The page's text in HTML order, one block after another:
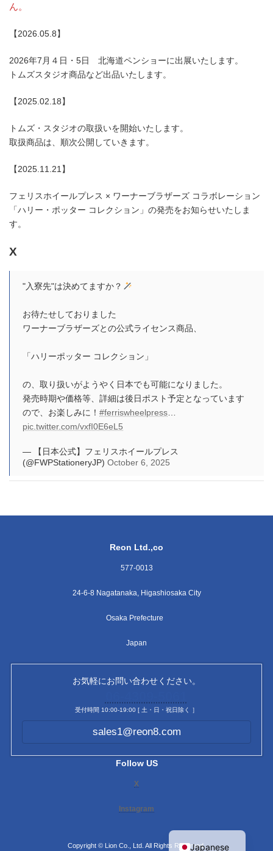
ん。
【2026.05.8】
2026年7月４日・5日 北海道ペンショーに出展いたします。
トムズスタジオ商品など出品いたします。
【2025.02.18】
トムズ・スタジオの取扱いを開始いたします。
取扱商品は、順次公開していきます。
【2025.11.21】
フェリスホイールプレス × ワーナーブラザーズ コラボレーション
「ハリー・ポッター コレクション」の発売をお知らせいたしま
す。
X
"入寮先"は決めてますか？
お待たせしておりました
ワーナーブラザーズとの公式ライセンス商品、
「ハリーポッター コレクション」
の、取り扱いがようやく日本でも可能になりました。
発売時期や価格等、詳細は後日ポスト予定となっています
ので、お楽しみに！ #ferriswheelpress…
pic.twitter.com/vxfI0E6eL5
— 【日本公式】フェリスホイールプレス
(@FWPStationeryJP) October 6, 2025
Reon Ltd.,co
577-0013
24-6-8 Nagatanaka, Higashiosaka City
Osaka Prefecture
Japan
お気軽にお問い合わせください。
受付時間 10:00-19:00 [ 土・日・祝日除く ］
sales1@reon8.com
Follow US
X
Instagram
Copyright © Lion Co., Ltd. All Rights Reserved.Japanese